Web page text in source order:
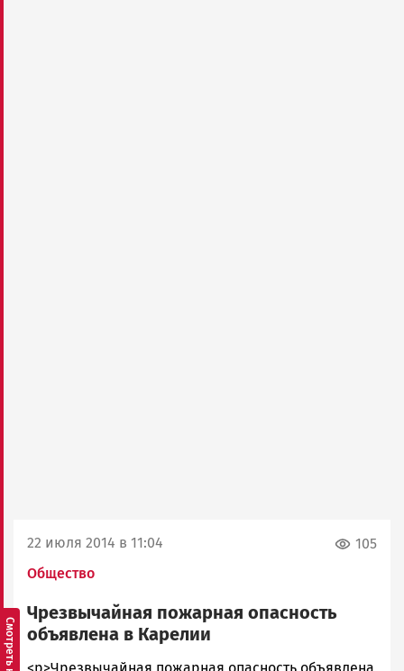
22 июля 2014 в 11:04
Общество
105
Чрезвычайная пожарная опасность
объявлена в Карелии